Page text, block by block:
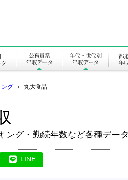
ング ＞ 丸大食品
ング・勤続年数など各種データ
LINE